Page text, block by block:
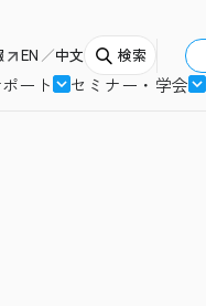
EN 中文 検索
ート
セミナー・学会